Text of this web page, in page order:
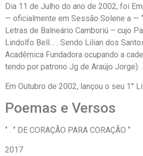
Dia 11 de Julho do ano de 2002, foi
— oficialmente em Sessão Solene a —
Letras de Balneário Camboriú – cujo
Lindolfo Bell… . Sendo Lilian dos
Acadêmica Fundadora ocupando a
tendo por patrono Jg de Araújo Jorge).
Em Outubro de 2002, lançou o seu 1°
Poemas e Versos
‘’ . ‘’ DE CORAÇÃO PARA CORAÇÃO ‘’
2017